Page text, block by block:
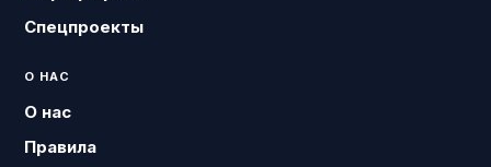
Спецпроекты
О НАС
О нас
Правила